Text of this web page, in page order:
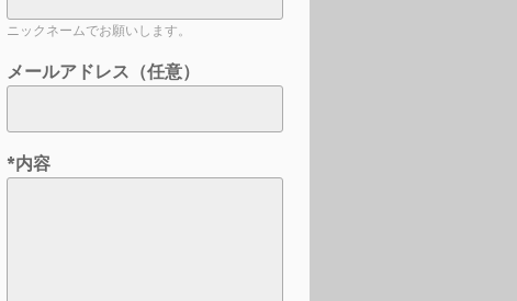
ニックネームでお願いします。
メールアドレス（任意）
*内容